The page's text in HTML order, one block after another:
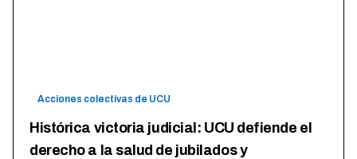
Acciones colectivas de UCU
Histórica victoria judicial: UCU defiende el
derecho a la salud de jubilados y